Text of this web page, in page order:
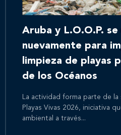
Aruba y L.O.O.P. se
nuevamente para
limpieza de playas
de los Océanos
La actividad forma parte de
Playas Vivas 2026, iniciativa
ambiental a través...